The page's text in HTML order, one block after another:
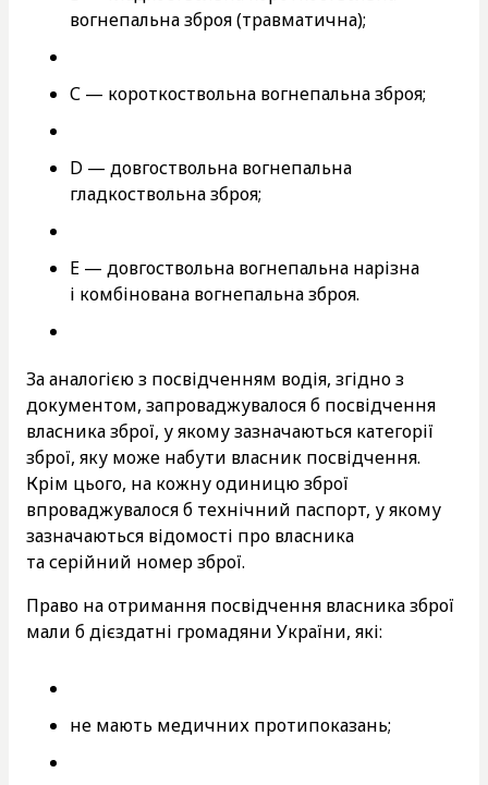
вогнепальна зброя (травматична);
С — короткоствольна вогнепальна зброя;
D — довгоствольна вогнепальна
гладкоствольна зброя;
Е — довгоствольна вогнепальна нарізна
і комбінована вогнепальна зброя.
За аналогією з посвідченням водія, згідно з
документом, запроваджувалося б посвідчення
власника зброї, у якому зазначаються категорії
зброї, яку може набути власник посвідчення.
Крім цього, на кожну одиницю зброї
впроваджувалося б технічний паспорт, у якому
зазначаються відомості про власника
та серійний номер зброї.
Право на отримання посвідчення власника зброї
мали б дієздатні громадяни України, які:
не мають медичних протипоказань;